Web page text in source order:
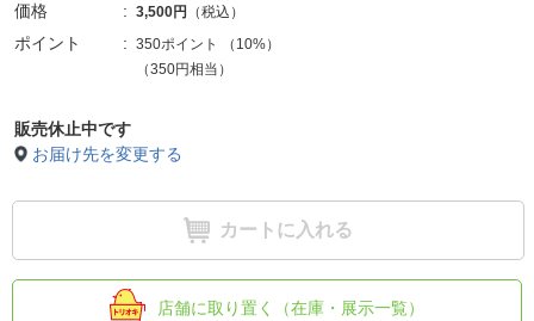
価格 3,500円 （税込）
ポイント 350ポイント （ 10%）
（350円相当）
販売休止中です
お届け先を変更する
カートに入れる
店舗に取り置く（在庫・展示一覧）